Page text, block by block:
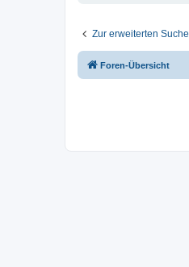
Zur erweiterten Suche
Foren-Übersicht